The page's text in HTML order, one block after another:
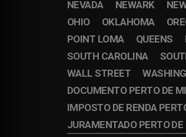
NEVADA
NEWARK
OHIO
OKLAHOMA
POINT LOMA
QUEENS
SOUTH CAROLINA
WALL STREET
DOCUMENTO PERTO DE
IMPOSTO DE RENDA
JURAMENTADO PERTO